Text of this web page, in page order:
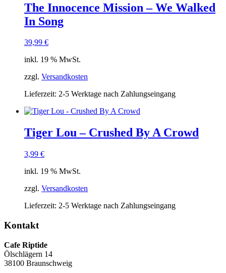
The Innocence Mission – We Walked
In Song
39,99 €
inkl. 19 % MwSt.
zzgl. Versandkosten
Lieferzeit: 2-5 Werktage nach Zahlungseingang
Tiger Lou – Crushed By A Crowd
3,99 €
inkl. 19 % MwSt.
zzgl. Versandkosten
Lieferzeit: 2-5 Werktage nach Zahlungseingang
Kontakt
Cafe Riptide
Ölschlägern 14
38100 Braunschweig